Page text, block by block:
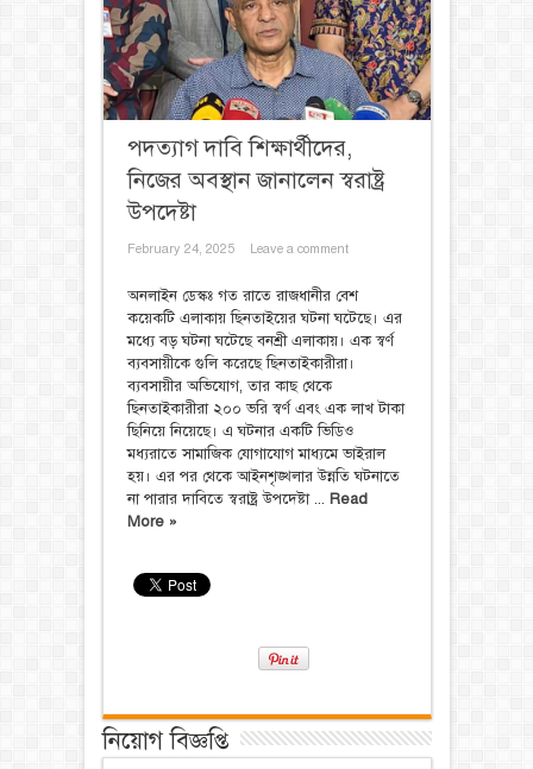
পদত্যাগ দাবি শিক্ষার্থীদের,
নিজের অবস্থান জানালেন স্বরাষ্ট্র
উপদেষ্টা
February 24, 2025 Leave a comment
অনলাইন ডেস্কঃ গত রাতে রাজধানীর বেশ
কয়েকটি এলাকায় ছিনতাইয়ের ঘটনা ঘটেছে। এর
মধ্যে বড় ঘটনা ঘটেছে বনশ্রী এলাকায়। এক স্বর্ণ
ব্যবসায়ীকে গুলি করেছে ছিনতাইকারীরা।
ব্যবসায়ীর অভিযোগ, তার কাছ থেকে
ছিনতাইকারীরা ২০০ ভরি স্বর্ণ এবং এক লাখ টাকা
ছিনিয়ে নিয়েছে। এ ঘটনার একটি ভিডিও
মধ্যরাতে সামাজিক যোগাযোগ মাধ্যমে ভাইরাল
হয়। এর পর থেকে আইনশৃঙ্খলার উন্নতি ঘটনাতে
না পারার দাবিতে স্বরাষ্ট্র উপদেষ্টা ... Read
More »
নিয়োগ বিজ্ঞপ্তি